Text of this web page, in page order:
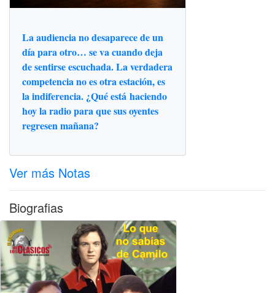
La audiencia no desaparece de un
día para otro… se va cuando deja
de sentirse escuchada. La verdadera
competencia no es otra estación, es
la indiferencia. ¿Qué está haciendo
hoy la radio para que sus oyentes
regresen mañana?
Ver más Notas
Biografias